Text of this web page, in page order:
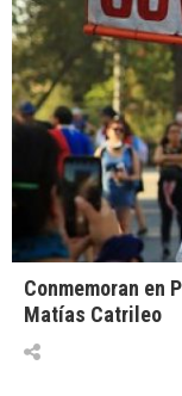
Conmemoran en
Matías Catrileo